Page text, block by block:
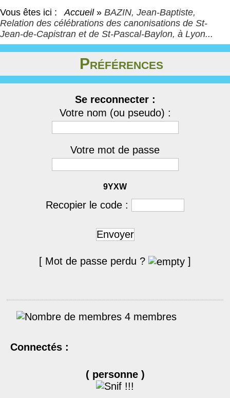
Vous êtes ici : Accueil » BAZIN, Jean-Baptiste,
Relation des célébrations des canonisations de St-
Jean-de-Capistran et de St-Pascal-Baylon, à Lyon...
Préférences
Se reconnecter :
Votre nom (ou pseudo) :
Votre mot de passe
9YXW
Recopier le code :
Envoyer
[ Mot de passe perdu ? ]
4 membres
Connectés :
( personne )